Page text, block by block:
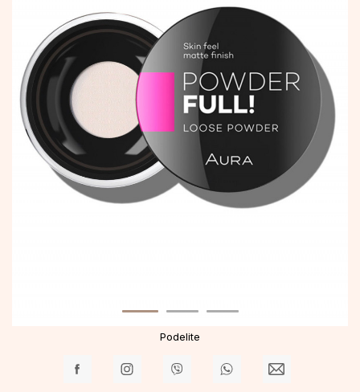
Podelite